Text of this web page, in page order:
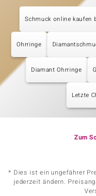
Schmuck online kaufen
Ohrringe
Diamant Ohrringe
Letzte
Zum
* Dies ist ein ungefährer
jederzeit ändern.